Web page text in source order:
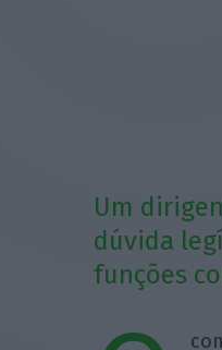
Um
dúvida
funções